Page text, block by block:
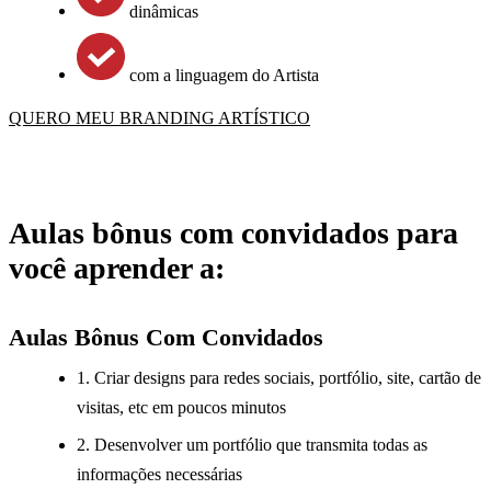
dinâmicas
com a linguagem do Artista
QUERO MEU BRANDING ARTÍSTICO
Aulas bônus com convidados para
você aprender a:
Aulas Bônus Com Convidados
1. Criar designs para redes sociais, portfólio, site, cartão de
visitas, etc em poucos minutos
2. Desenvolver um portfólio que transmita todas as
informações necessárias